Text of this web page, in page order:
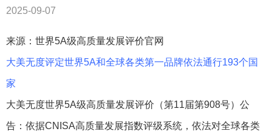
2025-09-07
来源：世界5A级高质量发展评价官网
大美无度评定世界5A和全球各类第一品牌依法通行193个国
家
大美无度世界5A级高质量发展评价（第11届第908号）公
告：依据CNISA高质量发展指数评级系统，依法对全球各类